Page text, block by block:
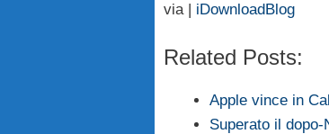
via | iDownloadBlog
Related Posts:
Apple vince in
Superato il